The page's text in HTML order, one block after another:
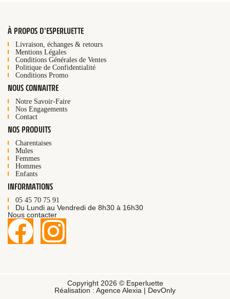
À PROPOS D'ESPERLUETTE
Livraison, échanges & retours
Mentions Légales
Conditions Générales de Ventes
Politique de Confidentialité
Conditions Promo
NOUS CONNAITRE
Notre Savoir-Faire
Nos Engagements
Contact
NOS PRODUITS
Charentaises
Mules
Femmes
Hommes
Enfants
INFORMATIONS
05 45 70 75 91
Du Lundi au Vendredi de 8h30 à 16h30
Nous contacter
Copyright 2026 © Esperluette
Réalisation : Agence Alexia | DevOnly